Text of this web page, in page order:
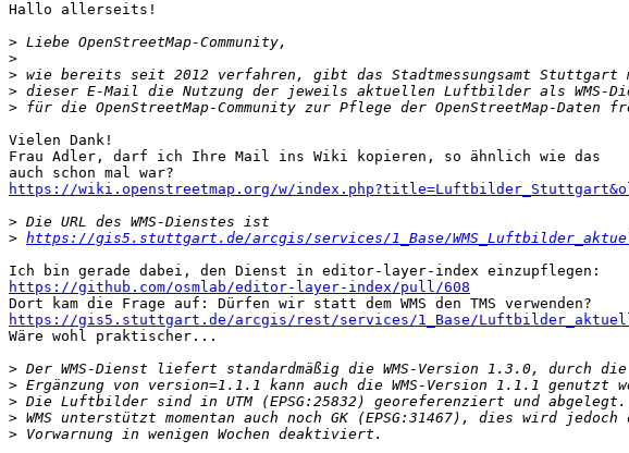
Hallo allerseits!
>
>
>
>
>
Vielen Dank!
Frau Adler, darf ich Ihre Mail ins Wiki kopieren, so ähnlich wie das
https://wiki.openstreetmap.org/w/
>
> https://gis5.stuttgart.de/arcgis/services/1_Base/WMS_Luftbilder_aktuell/
https://github.com/osmlab/editor-layer-index/pull/608
https://gis5.stuttgart.de/arcgis/rest/services/1_Base/
Wäre wohl praktischer...
>
>
>
>
>